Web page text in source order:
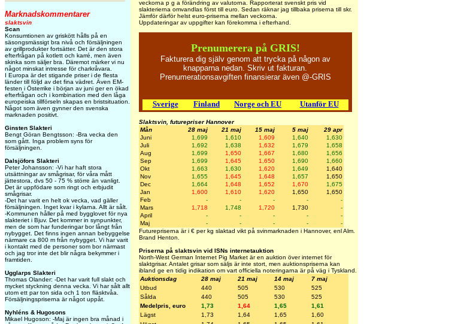
Marknadskommentarer
slaktsvin
Scan
Konsumtionen av griskött hålls på en
säsongsmässigt bra nivå och försäljningen
av grillprodukter fortsätter. Det är den stora
efterfrågan på kotlett och karré, men även
skinka som säljer bra. Däremot märker vi nu
något minskat intresse för charkråvara.
I Europa är det stigande priser i de flesta
länder till följd av det fina vädret. Även EM-
festen i Österrike i början av juni ger en ökad
efterfrågan och i kombination med den låga
europeiska tillförseln skapas en bristsituation.
Något som även gynner den svenska
marknaden positivt.
Ginsten Slakteri
Bengt Göran Bengtsson: -Bra vecka den
som gått. Inga problem syns för
försäljningen.
Dalsjöfors Slakteri
Peter Johansson: -Vi har haft stora
utsättningar av smågrisar, för våra mått
jättestora, dvs 50 - 75 % större än vanligt.
Det är uppfödare som ringt och erbjudit
smågrisar.
-Det har varit en helt ok vecka, vad gäller
försäljningen. Inget kvar i kylarna. Allt är sålt.
-Kommunen håller på med bygglovet för nya
slakteriet i Bjuv. Det kommer in synpunkter,
men de som har funderingar bor långt från
nybygget. Det finns ingen annan bebyggelse
närmare ca 800 m från nybygget. Vi har varit
i kontakt med de personer som bor närmast
och jag tror inte det blir några bekymmer i
framtiden.
Ugglarps Slakteri
Thomas Olander: -Det har varit full slakt och
mycket styckning denna vecka. Vi har sålt allt
utom ett par ton sida och 1 ton fläsktvåa.
Försäljningspriserna är något uppåt.
Nyhléns & Hugosons
Mikael Hugoson: -Maj är ingen bra månad i
veckorna p g a förändring av valutorna. Rapporterat svenskt pris vid
slakterierna omvandlas först till euro. Sedan räknar jag tillbaka priserna till skr.
Jämför därför helst euro-priserna mellan veckorna.
Uppdateringar av uppgifter kan förekomma i efterhand.
Prenumerera på GRIS!
Fakturera dig själv genom att trycka på någon av
knapparna nedan. Skriv ut fakturan.
Prenumerationsavgiften finansierar även @-GRIS
Sverige Finland Norge och EU Utanför EU
Slaktsvin, futurepriser Hannover
Mån
28 maj 21 maj 15 maj 5 maj
29 apr
Juni
1,699 1,610 1,609 1,640
1,630
Juli
1,692 1,638 1,632 1,679
1,658
Aug
1,699 1,650 1,667 1,680
1,656
Sep
1,699 1,645 1,650 1,690
1,660
Okt
1,663 1,630 1,620 1,649
1,640
Nov
1,655 1,645 1,648 1,657
1,650
Dec
1,664 1,648 1,652 1,670
1,675
Jan
1,600 1,610 1,620 1,650
1,650
Feb
- - - -
-
Mars
1,718 1,748 1,720 1,730
-
April
- - - -
-
Maj
- - - -
-
Futurepriserna är i € per kg slaktad vikt på svinmarknaden i Hannover, enl Alm.
Brand Henton.
Priserna på slaktsvin vid ISNs internetauktion
North-West German Internet Pig Market är en auktion över internet för
slaktgrisar. Antalet grisar som säljs är inte stort, men auktionspriserna kan
ibland ge en tidig indikation om vart officiella noteringarna är på väg i Tyskland.
Auktionsdag
28 maj 21 maj 14 maj
7 maj
Utbud
440 505 530
525
Sålda
440 505 530
525
Medelpris, euro
1,73 1,64 1,65
1,61
Lägst
1,73 1,64 1,65
1,60